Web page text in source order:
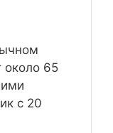
около 65
с 20